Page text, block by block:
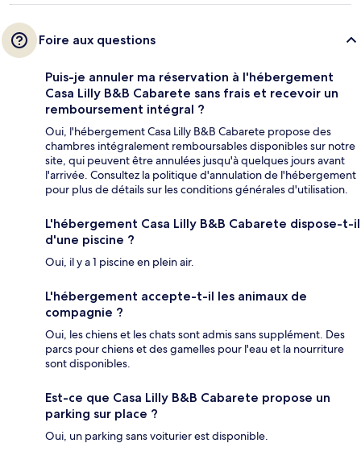
Foire aux questions
Puis-je annuler ma réservation à l'hébergement
Casa Lilly B&B Cabarete sans frais et recevoir un
remboursement intégral ?
Oui, l'hébergement Casa Lilly B&B Cabarete propose des
chambres intégralement remboursables disponibles sur notre
site, qui peuvent être annulées jusqu'à quelques jours avant
l'arrivée. Consultez la politique d'annulation de l'hébergement
pour plus de détails sur les conditions générales d'utilisation.
L'hébergement Casa Lilly B&B Cabarete dispose-t-il
d'une piscine ?
Oui, il y a 1 piscine en plein air.
L'hébergement accepte-t-il les animaux de
compagnie ?
Oui, les chiens et les chats sont admis sans supplément. Des
parcs pour chiens et des gamelles pour l'eau et la nourriture
sont disponibles.
Est-ce que Casa Lilly B&B Cabarete propose un
parking sur place ?
Oui, un parking sans voiturier est disponible.